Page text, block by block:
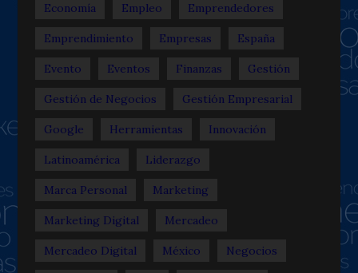
Economía Empleo Emprendedores
Emprendimiento Empresas España
Evento Eventos Finanzas Gestión
Gestión de Negocios Gestión Empresarial
Google Herramientas Innovación
Latinoamérica Liderazgo
Marca Personal Marketing
Marketing Digital Mercadeo
Mercadeo Digital México Negocios